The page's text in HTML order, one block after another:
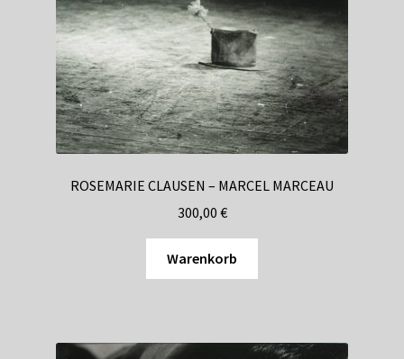
ROSEMARIE CLAUSEN – MARCEL MARCEAU
300,00 €
Warenkorb